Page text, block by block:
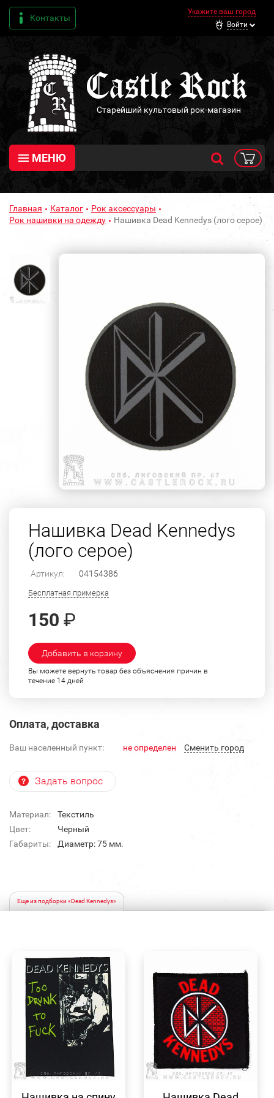
Контакты
Укажите ваш город
Войти
Старейший культовый рок-магазин
МЕНЮ
Главная Каталог
Рок аксессуары
Рок нашивки на одежду
Нашивка Dead Kennedys (лого серое)
Нашивка Dead Kennedys
(лого серое)
Артикул: 04154386
Бесплатная примерка
150 ₽
Добавить в корзину
Вы можете вернуть товар без объяснения причин в
течение 14 дней
Оплата, доставка
Ваш населенный пункт: не определен Cменить город
Задать вопрос
Материал:
Текстиль
Цвет:
Черный
Габариты:
Диаметр: 75 мм.
Еще из подборки «Dead Kennedys»
ПРОСМОТР